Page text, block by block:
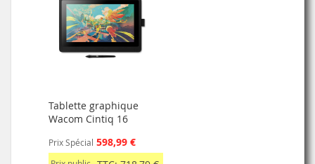
Tablette graphique
Wacom Cintiq 16
Prix Spécial 598,99 €